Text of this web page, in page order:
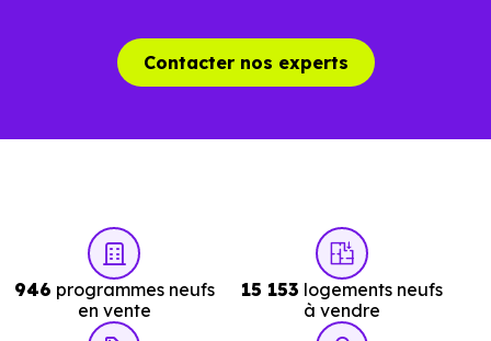
environnemental
réduit
à l’échelle locale
Acheter un bien immobilier àVillejuif (94800)ne se
résume pas à choisir un programme. C’est aussi
Contacter nos experts
946 programmes neufs
en vente
15 153 logements neufs
à vendre